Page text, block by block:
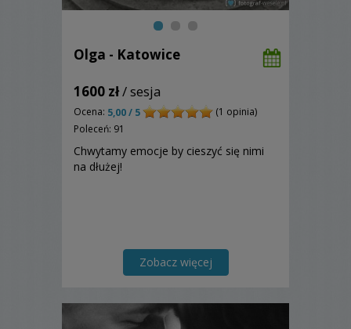
Olga - Katowice
1600 zł/ sesja
Ocena: 5,00 / 5
(1 opinia)
Poleceń: 91
Chwytamy emocje by cieszyć się nimi
na dłużej!
Zobacz więcej